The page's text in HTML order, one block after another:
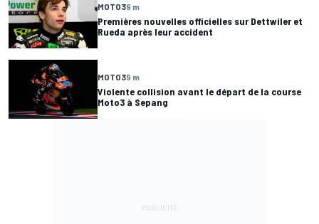
MOTO39 m
Premières nouvelles officielles sur Dettwiler et
Rueda après leur accident
MOTO39 m
Violente collision avant le départ de la course
Moto3 à Sepang